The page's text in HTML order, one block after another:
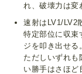
れ、破壊力は変
速射はLV1/LV2
特定部位に収束
ジを叩き出せる。
ただしいずれも
い勝手はさほど